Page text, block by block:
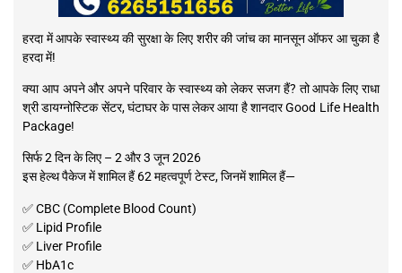
हरदा में आपके स्वास्थ्य की सुरक्षा के लिए शरीर की जांच का मानसून ऑफर आ चुका है
हरदा में!
क्या आप अपने और अपने परिवार के स्वास्थ्य को लेकर सजग हैं? तो आपके लिए राधा
श्री डायग्नोस्टिक सेंटर, घंटाघर के पास लेकर आया है शानदार Good Life Health
Package!
सिर्फ 2 दिन के लिए – 2 और 3 जून 2026
इस हेल्थ पैकेज में शामिल हैं 62 महत्वपूर्ण टेस्ट, जिनमें शामिल हैं—
✅ CBC (Complete Blood Count)
✅ Lipid Profile
✅ Liver Profile
✅ HbA1c